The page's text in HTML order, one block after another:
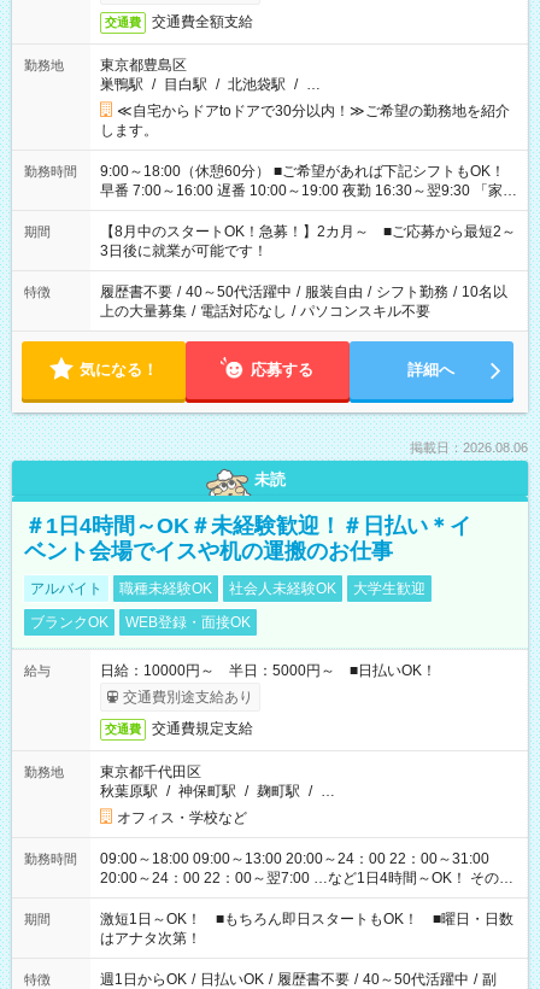
交通費 交通費全額支給
勤務地
東京都豊島区
巣鴨駅 / 目白駅 / 北池袋駅 / …
≪自宅からドアtoドアで30分以内！≫ご希望の勤務地を紹介
します。
勤務時間
9:00～18:00（休憩60分） ■ご希望があれば下記シフトもOK！
早番 7:00～16:00 遅番 10:00～19:00 夜勤 16:30～翌9:30 「家族
と休みを合わせたい」 「余裕を持って夕飯の準備がしたい」
「できれば残業はしたくない」 など、ご希望を教えてください
ね。 ※Wワーク希望の方へ 今ご覧のお仕事で希望する勤務時間
と、もう1つのお仕事の勤務時間。 合計で週40時間を超える場
合は応募できません。
期間
【8月中のスタートOK！急募！】2カ月～ ■ご応募から最短2～
3日後に就業が可能です！
特徴 履歴書不要 / 40～50代活躍中 / 服装自由 / シフト勤務 / 10名以
上の大量募集 / 電話対応なし / パソコンスキル不要
気になる！ 応募する 詳細へ
掲載日：2026.08.06
未読
＃1日4時間～OK＃未経験歓迎！＃日払い＊イ
ベント会場でイスや机の運搬のお仕事
アルバイト 職種未経験OK 社会人未経験OK
大学生歓迎
ブランクOK
WEB登録・面接OK
給与
日給：10000円～ 半日：5000円～ ■日払いOK！
交通費別途支給あり
交通費 交通費規定支給
勤務地
東京都千代田区
秋葉原駅 / 神保町駅 / 麹町駅 / …
オフィス・学校など
勤務時間
09:00～18:00 09:00～13:00 20:00～24：00 22：00～31:00
20:00～24：00 22：00～翌7:00 …など1日4時間～OK！ その他
シフトもございます！ お気軽にご相談ください！
期間
激短1日～OK！ ■もちろん即日スタートもOK！ ■曜日・日数
はアナタ次第！
特徴 週1日からOK / 日払いOK / 履歴書不要 / 40～50代活躍中 / 副